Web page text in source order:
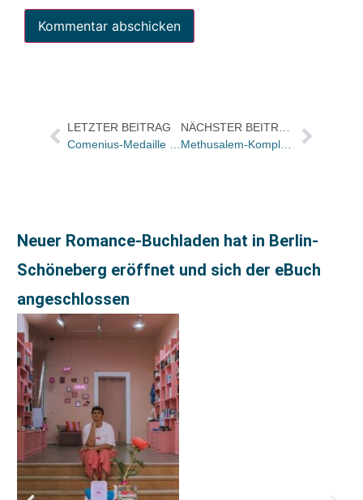
LETZTER BEITRAG
Neuer Romance-Buchladen hat in Berlin-
Schöneberg eröffnet und sich der eBuch
angeschlossen